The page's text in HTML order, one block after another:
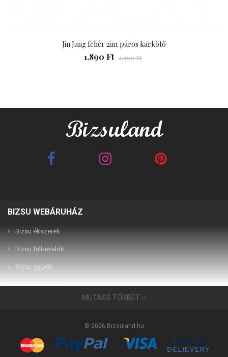
Jin Jang fehér 2in1 páros karkötő
1,890 Ft 2,990 Ft
Best Friends barna 2in1
2,990 Ft
BIZSU WEBÁRUHÁZ
Bizsu ékszerek
Bizsu fülbevalók
Bizsu gyűrűk
Bizsu karkötők
Bizsu medálok
MUTASS TÖBBET
© 2026 Bizsuland.hu